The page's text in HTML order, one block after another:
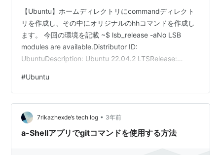
【Ubuntu】ホームディレクトリにcommandディレクト
リを作成し、その中にオリジナルのhhコマンドを作成し
ます。 今回の環境を記載 ~$ lsb_release -aNo LSB
modules are available.Distributor ID:
UbuntuDescription: Ubuntu 22.04.2 LTSRelease:
cd ~ commandディレクトリが無いことを確認 ~$ ls -ld
commandls: cannot access 'command': No such file …
#Ubuntu
7rikazhexde’s tech log • 3年前
a-Shellアプリでgitコマンドを使用する方法